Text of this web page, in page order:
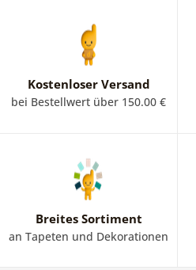
Kostenloser Versand
bei Bestellwert über 150.00 €
Breites Sortiment
an Tapeten und Dekorationen